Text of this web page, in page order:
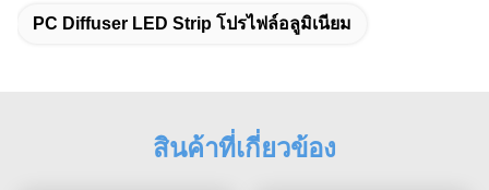
PC Diffuser LED Strip โปรไฟล์อลูมิเนียม
สินค้าที่เกี่ยวข้อง